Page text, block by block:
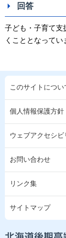
回答
子ども・子育て支
くこととなってい
このサイトについ
個人情報保護方針
ウェブアクセシ
お問い合わせ
リンク集
サイトマップ